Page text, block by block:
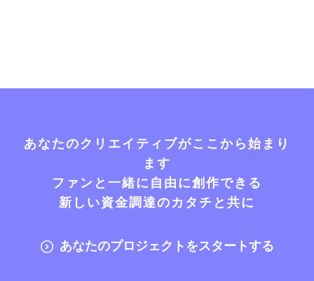
あなたのクリエイティブがここから始まり
ます
ファンと一緒に自由に創作できる
新しい資金調達のカタチと共に
あなたのプロジェクトをスタートする